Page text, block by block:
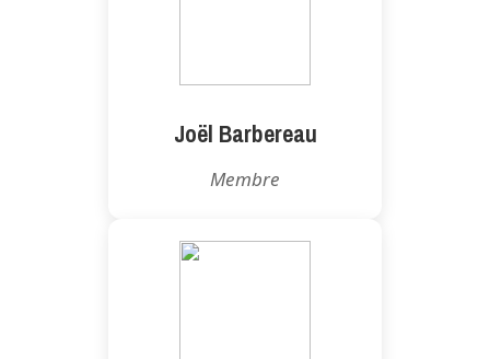
Joël Barbereau
Membre